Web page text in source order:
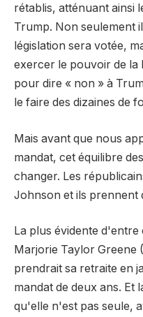
rétablis, atténuant ainsi
Trump. Non seulement
législation sera votée,
exercer le pouvoir de la
pour dire « non » à
le faire des dizaines de
Mais avant que nous
mandat, cet équilibre
changer. Les
Johnson et ils prennent
La plus évidente
Marjorie Taylor Greene
prendrait sa retraite en
mandat de deux ans. Et
qu'elle n'est pas seule,